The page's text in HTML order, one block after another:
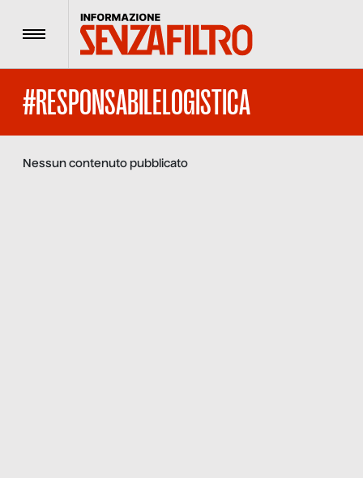
Menu
#RESPONSABILELOGISTICA
Nessun contenuto pubblicato